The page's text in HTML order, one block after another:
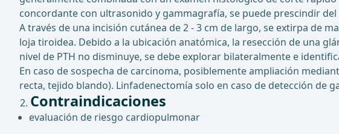
concordante con ultrasonido y gammagrafía, se puede prescindir
A través de una incisión cutánea de 2 - 3 cm de largo, se extirpa de
loja tiroidea. Debido a la ubicación anatómica, la resección de una
nivel de PTH no disminuye, se debe explorar bilateralmente e
En caso de sospecha de carcinoma, posiblemente ampliación
recta, tejido blando). Linfadenectomía solo en caso de detección de
Contraindicaciones
evaluación de riesgo cardiopulmonar